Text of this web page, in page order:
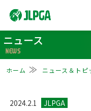
ニュース
NEWS
ホーム ニュース＆トピ
2024.2.1